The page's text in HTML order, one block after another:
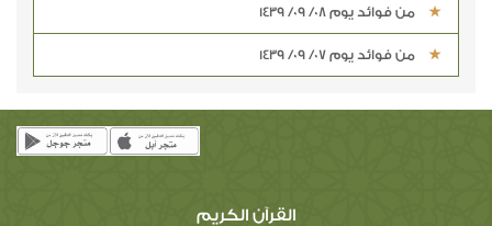
من فوائد يوم 08/ 09/ 1439
من فوائد يوم 07/ 09/ 1439
القرآن الكريم